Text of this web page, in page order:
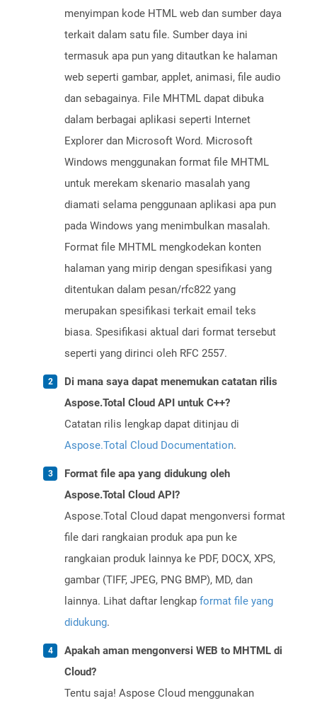
menyimpan kode HTML web dan sumber daya
terkait dalam satu file. Sumber daya ini
termasuk apa pun yang ditautkan ke halaman
web seperti gambar, applet, animasi, file audio
dan sebagainya. File MHTML dapat dibuka
dalam berbagai aplikasi seperti Internet
Explorer dan Microsoft Word. Microsoft
Windows menggunakan format file MHTML
untuk merekam skenario masalah yang
diamati selama penggunaan aplikasi apa pun
pada Windows yang menimbulkan masalah.
Format file MHTML mengkodekan konten
halaman yang mirip dengan spesifikasi yang
ditentukan dalam pesan/rfc822 yang
merupakan spesifikasi terkait email teks
biasa. Spesifikasi aktual dari format tersebut
seperti yang dirinci oleh RFC 2557.
Di mana saya dapat menemukan catatan rilis
Aspose.Total Cloud API untuk C++?
Catatan rilis lengkap dapat ditinjau di
Aspose.Total Cloud Documentation.
Format file apa yang didukung oleh
Aspose.Total Cloud API?
Aspose.Total Cloud dapat mengonversi format
file dari rangkaian produk apa pun ke
rangkaian produk lainnya ke PDF, DOCX, XPS,
gambar (TIFF, JPEG, PNG BMP), MD, dan
lainnya. Lihat daftar lengkap format file yang
didukung.
Apakah aman mengonversi WEB to MHTML di
Cloud?
Tentu saja! Aspose Cloud menggunakan